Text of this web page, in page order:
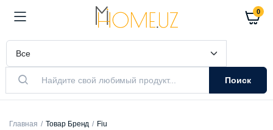
0
Поиск
Главная Товар Бренд Fiu